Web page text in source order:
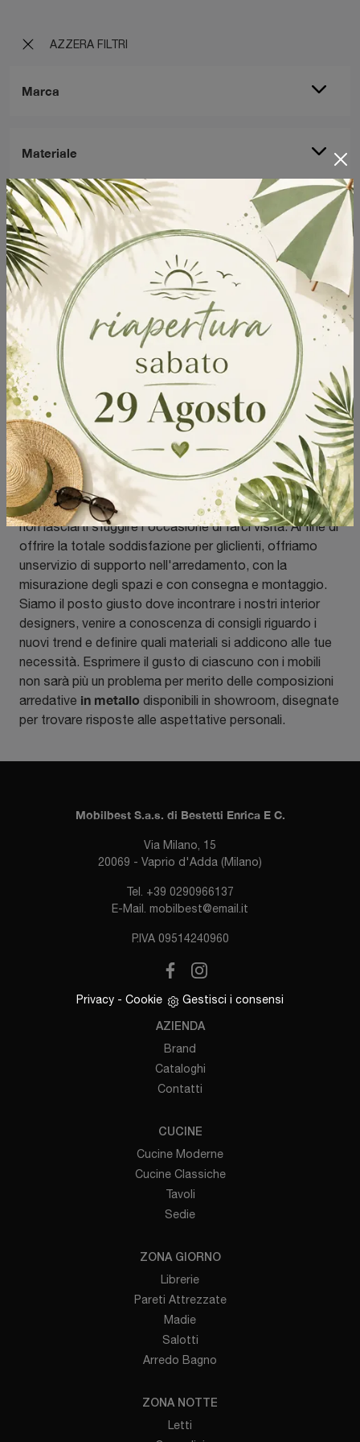
AZZERA FILTRI
Marca
Materiale
Stile
I più visti a :
Mobili porta tv in metallo
Le composizioni arredative personalizzano gli ambienti
interni, per tale ragione è necessario selezionare con
cura gli arredamenti. Se desideri proposte d'arredo con
Mobili Porta Tvnelle differenti texture belle e resistenti,
non lasciarti sfuggire l'occasione di farci visita. Al fine di
offrire la totale soddisfazione per gliclienti, offriamo
unservizio di supporto nell'arredamento, con la
misurazione degli spazi e con consegna e montaggio.
Siamo il posto giusto dove incontrare i nostri interior
designers, venire a conoscenza di consigli riguardo i
nuovi trend e definire quali materiali si addicono alle tue
necessità. Esprimere il gusto di ciascuno con i mobili
non sarà più un problema per merito delle composizioni
arredative in metallo disponibili in showroom, disegnate
per trovare risposte alle aspettative personali.
Mobilbest S.a.s. di Bestetti Enrica E C.
Via Milano, 15
20069 - Vaprio d'Adda (Milano)
Tel. +39 0290966137
E-Mail. mobilbest@email.it
P.IVA 09514240960
Privacy - Cookie Gestisci i consensi
AZIENDA
Brand
Cataloghi
Contatti
CUCINE
Cucine Moderne
Cucine Classiche
Tavoli
Sedie
ZONA GIORNO
Librerie
Pareti Attrezzate
Madie
Salotti
Arredo Bagno
ZONA NOTTE
Letti